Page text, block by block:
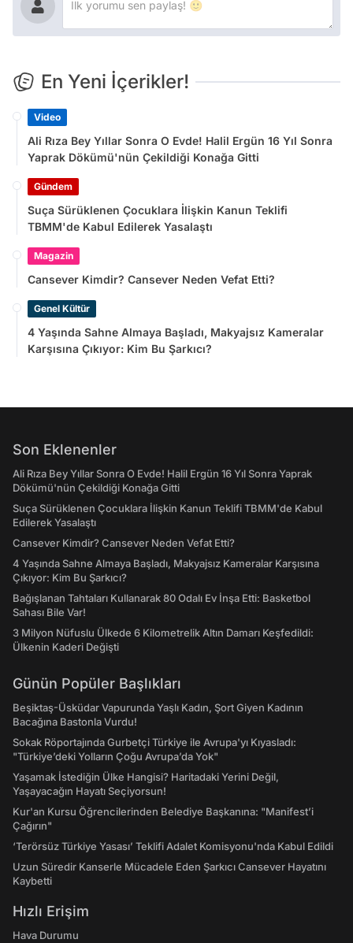
En Yeni İçerikler!
Video
Ali Rıza Bey Yıllar Sonra O Evde! Halil Ergün 16 Yıl Sonra
Yaprak Dökümü'nün Çekildiği Konağa Gitti
Gündem
Suça Sürüklenen Çocuklara İlişkin Kanun Teklifi
TBMM'de Kabul Edilerek Yasalaştı
Magazin
Cansever Kimdir? Cansever Neden Vefat Etti?
Genel Kültür
4 Yaşında Sahne Almaya Başladı, Makyajsız Kameralar
Karşısına Çıkıyor: Kim Bu Şarkıcı?
Son Eklenenler
Ali Rıza Bey Yıllar Sonra O Evde! Halil Ergün 16 Yıl Sonra Yaprak
Dökümü'nün Çekildiği Konağa Gitti
Suça Sürüklenen Çocuklara İlişkin Kanun Teklifi TBMM'de Kabul
Edilerek Yasalaştı
Cansever Kimdir? Cansever Neden Vefat Etti?
4 Yaşında Sahne Almaya Başladı, Makyajsız Kameralar Karşısına
Çıkıyor: Kim Bu Şarkıcı?
Bağışlanan Tahtaları Kullanarak 80 Odalı Ev İnşa Etti: Basketbol
Sahası Bile Var!
3 Milyon Nüfuslu Ülkede 6 Kilometrelik Altın Damarı Keşfedildi:
Ülkenin Kaderi Değişti
Günün Popüler Başlıkları
Beşiktaş-Üsküdar Vapurunda Yaşlı Kadın, Şort Giyen Kadının
Bacağına Bastonla Vurdu!
Sokak Röportajında Gurbetçi Türkiye ile Avrupa'yı Kıyasladı:
"Türkiye’deki Yolların Çoğu Avrupa’da Yok"
Yaşamak İstediğin Ülke Hangisi? Haritadaki Yerini Değil,
Yaşayacağın Hayatı Seçiyorsun!
Kur'an Kursu Öğrencilerinden Belediye Başkanına: "Manifest’i
Çağırın"
‘Terörsüz Türkiye Yasası’ Teklifi Adalet Komisyonu'nda Kabul Edildi
Uzun Süredir Kanserle Mücadele Eden Şarkıcı Cansever Hayatını
Kaybetti
Hızlı Erişim
Hava Durumu